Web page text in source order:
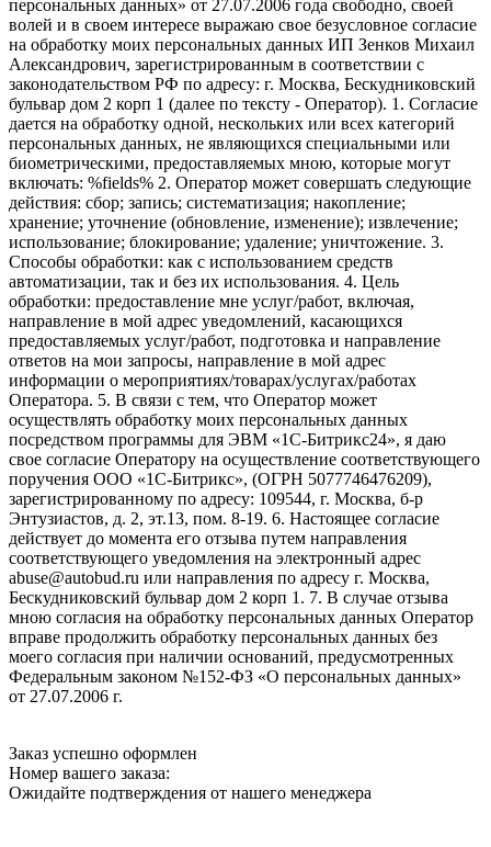
персональных данных» от 27.07.2006 года свободно, своей
волей и в своем интересе выражаю свое безусловное согласие
на обработку моих персональных данных ИП Зенков Михаил
Александрович, зарегистрированным в соответствии с
законодательством РФ по адресу: г. Москва, Бескудниковский
бульвар дом 2 корп 1 (далее по тексту - Оператор). 1. Согласие
дается на обработку одной, нескольких или всех категорий
персональных данных, не являющихся специальными или
биометрическими, предоставляемых мною, которые могут
включать: %fields% 2. Оператор может совершать следующие
действия: сбор; запись; систематизация; накопление;
хранение; уточнение (обновление, изменение); извлечение;
использование; блокирование; удаление; уничтожение. 3.
Способы обработки: как с использованием средств
автоматизации, так и без их использования. 4. Цель
обработки: предоставление мне услуг/работ, включая,
направление в мой адрес уведомлений, касающихся
предоставляемых услуг/работ, подготовка и направление
ответов на мои запросы, направление в мой адрес
информации о мероприятиях/товарах/услугах/работах
Оператора. 5. В связи с тем, что Оператор может
осуществлять обработку моих персональных данных
посредством программы для ЭВМ «1С-Битрикс24», я даю
свое согласие Оператору на осуществление соответствующего
поручения ООО «1С-Битрикс», (ОГРН 5077746476209),
зарегистрированному по адресу: 109544, г. Москва, б-р
Энтузиастов, д. 2, эт.13, пом. 8-19. 6. Настоящее согласие
действует до момента его отзыва путем направления
соответствующего уведомления на электронный адрес
abuse@autobud.ru или направления по адресу г. Москва,
Бескудниковский бульвар дом 2 корп 1. 7. В случае отзыва
мною согласия на обработку персональных данных Оператор
вправе продолжить обработку персональных данных без
моего согласия при наличии оснований, предусмотренных
Федеральным законом №152-ФЗ «О персональных данных»
от 27.07.2006 г.
Заказ успешно оформлен
Номер вашего заказа:
Ожидайте подтверждения от нашего менеджера